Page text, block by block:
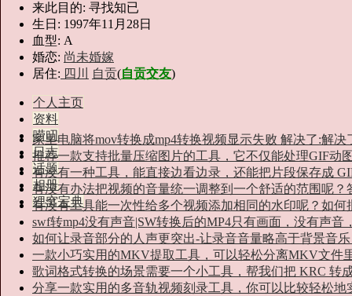
来此目的: 寻找知已
生日: 1997年11月28日
血型: A
婚恋: 尚未婚嫁
居住: 四川 自贡(自贡交友)
个人主页
资料
唠叨
日志
话题
相册
狸窝宝典
家里电脑将mov转换成mp4转换视频显示失败 解决了:解
推荐一款支持批量压缩图片的工具，它不仅能处理GIF动
有没有一种工具，能直接边看边录，还能把片段保存成
有没有办法把视频的音量统一调整到一个舒适的范围呢？
有没有工具能一次性给多个视频添加相同的水印呢？如
swf转mp4没有声音|SW转换后的MP4只有画面，没有声
如何让录音部分的人声更突出-让录音音量略高于背景音
一款小巧实用的MKV提取工具，可以轻松分离MKV文件
歌词格式转换的场景需要一个小工具，帮我们把 KRC 转
分享一款实用的多音轨视频刻录工具，你可以比较轻松